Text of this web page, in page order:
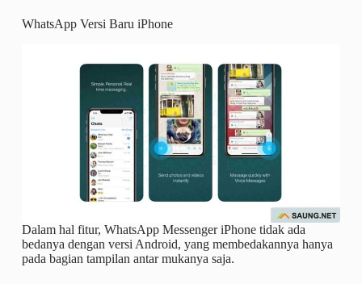
WhatsApp Versi Baru iPhone
Dalam hal fitur, WhatsApp Messenger iPhone tidak ada
bedanya dengan versi Android, yang membedakannya hanya
pada bagian tampilan antar mukanya saja.